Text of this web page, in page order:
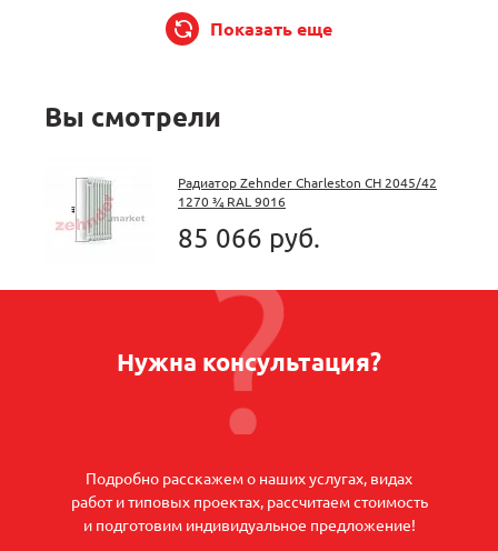
Показать еще
Вы смотрели
Радиатор Zehnder Charleston CH 2045/42
1270 ¾ RAL 9016
85 066 руб.
Нужна консультация?
Подробно расскажем о наших услугах, видах
работ и типовых проектах, рассчитаем стоимость
и подготовим индивидуальное предложение!